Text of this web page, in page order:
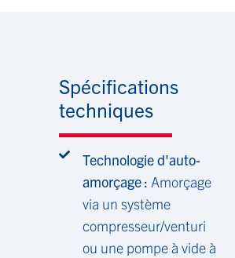
Spécifications
techniques
Technologie d'auto-
amorçage : Amorçage
via un système
compresseur/venturi
ou une pompe à vide à